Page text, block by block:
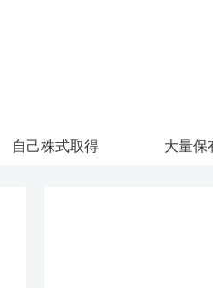
自己株式取得 大量保